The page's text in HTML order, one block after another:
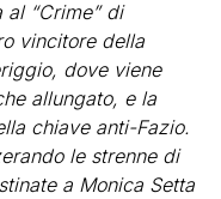
“Crime” di
vincitore della
dove viene
allungato, e la
chiave anti-Fazio.
le strenne di
a Monica Setta